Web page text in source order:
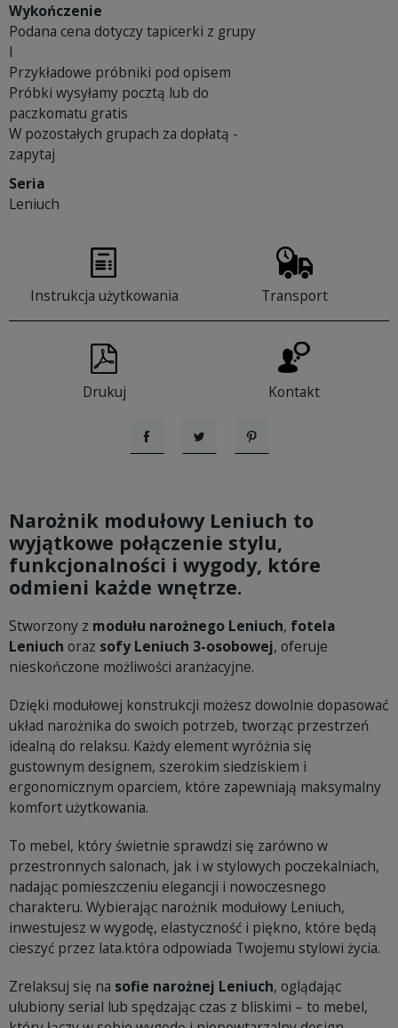
Wykończenie
Podana cena dotyczy tapicerki z grupy
I
Przykładowe próbniki pod opisem
Próbki wysyłamy pocztą lub do
paczkomatu gratis
W pozostałych grupach za dopłatą -
zapytaj
Seria
Leniuch
Instrukcja użytkowania Transport
Drukuj Kontakt
UdostępnijTweetujPinterest
Narożnik modułowy Leniuch to
wyjątkowe połączenie stylu,
funkcjonalności i wygody, które
odmieni każde wnętrze.
Stworzony z modułu narożnego Leniuch, fotela
Leniuch oraz sofy Leniuch 3-osobowej, oferuje
nieskończone możliwości aranżacyjne.
Dzięki modułowej konstrukcji możesz dowolnie dopasować
układ narożnika do swoich potrzeb, tworząc przestrzeń
idealną do relaksu. Każdy element wyróżnia się
gustownym designem, szerokim siedziskiem i
ergonomicznym oparciem, które zapewniają maksymalny
komfort użytkowania.
To mebel, który świetnie sprawdzi się zarówno w
przestronnych salonach, jak i w stylowych poczekalniach,
nadając pomieszczeniu elegancji i nowoczesnego
charakteru. Wybierając narożnik modułowy Leniuch,
inwestujesz w wygodę, elastyczność i piękno, które będą
cieszyć przez lata.która odpowiada Twojemu stylowi życia.
Zrelaksuj się na sofie narożnej Leniuch, oglądając
ulubiony serial lub spędzając czas z bliskimi – to mebel,